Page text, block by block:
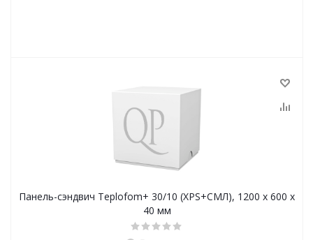
Панель-сэндвич Teplofom+ 30/10 (XPS+СМЛ), 1200 x 600 x
40 мм